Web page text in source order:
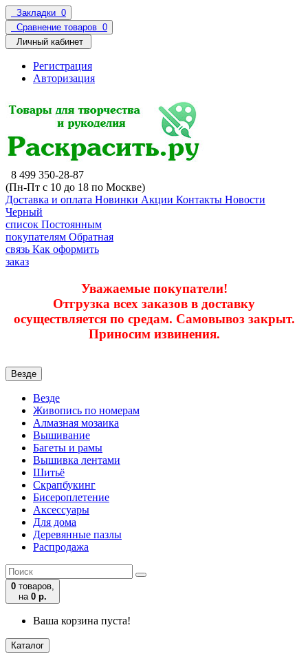
Закладки 0
Сравнение товаров 0
Личный кабинет
Регистрация
Авторизация
8 499 350-28-87
(Пн-Пт с 10 до 18 по Москве)
Доставка и оплата Новинки Акции Контакты Новости
Черный
список Постоянным
покупателям Обратная
связь Как оформить
заказ
Уважаемые покупатели!
Отгрузка всех заказов в доставку
осуществляется по средам. Самовывоз закрыт.
Приносим извинения.
Везде
Везде
Живопись по номерам
Алмазная мозаика
Вышивание
Багеты и рамы
Вышивка лентами
Шитьё
Скрапбукинг
Бисероплетение
Аксессуары
Для дома
Деревянные пазлы
Распродажа
0 товаров,
на 0 р.
Ваша корзина пуста!
Каталог